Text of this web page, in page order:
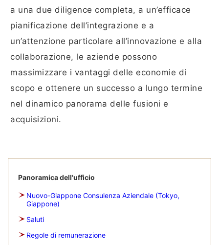
a una due diligence completa, a un’efficace
pianificazione dell’integrazione e a
un’attenzione particolare all’innovazione e alla
collaborazione, le aziende possono
massimizzare i vantaggi delle economie di
scopo e ottenere un successo a lungo termine
nel dinamico panorama delle fusioni e
acquisizioni.
Panoramica dell'ufficio
Nuovo-Giappone Consulenza Aziendale (Tokyo,
Giappone)
Saluti
Regole di remunerazione